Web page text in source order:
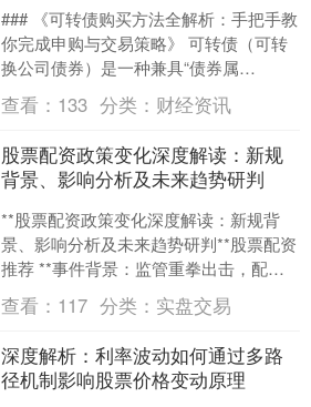
### 《可转债购买方法全解析：手把手教
你完成申购与交易策略》 可转债（可转
换公司债券）是一种兼具“债券属
性”和“股票期权属性”的投资工具，因
其“下有保底、上有....
查看： 133 分类： 财经资讯
股票配资政策变化深度解读：新规
背景、影响分析及未来趋势研判
**股票配资政策变化深度解读：新规背
景、影响分析及未来趋势研判**股票配资
推荐 **事件背景：监管重拳出击，配资
行业进入强规范时代** 2024年，中国证
监会联....
查看： 117 分类： 实盘交易
深度解析：利率波动如何通过多路
径机制影响股票价格变动原理